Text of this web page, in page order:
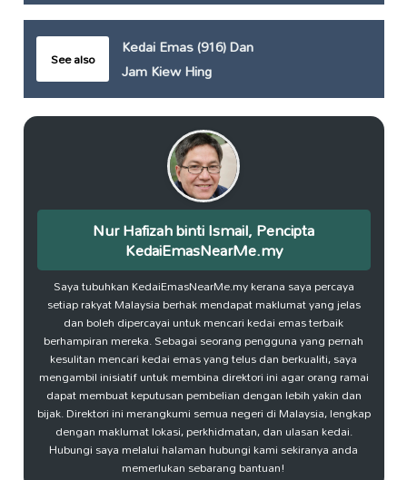
See also
Kedai Emas (916) Dan
Jam Kiew Hing
Nur Hafizah binti Ismail, Pencipta
KedaiEmasNearMe.my
Saya tubuhkan KedaiEmasNearMe.my kerana saya percaya
setiap rakyat Malaysia berhak mendapat maklumat yang jelas
dan boleh dipercayai untuk mencari kedai emas terbaik
berhampiran mereka. Sebagai seorang pengguna yang pernah
kesulitan mencari kedai emas yang telus dan berkualiti, saya
mengambil inisiatif untuk membina direktori ini agar orang ramai
dapat membuat keputusan pembelian dengan lebih yakin dan
bijak. Direktori ini merangkumi semua negeri di Malaysia, lengkap
dengan maklumat lokasi, perkhidmatan, dan ulasan kedai.
Hubungi saya melalui halaman hubungi kami sekiranya anda
memerlukan sebarang bantuan!